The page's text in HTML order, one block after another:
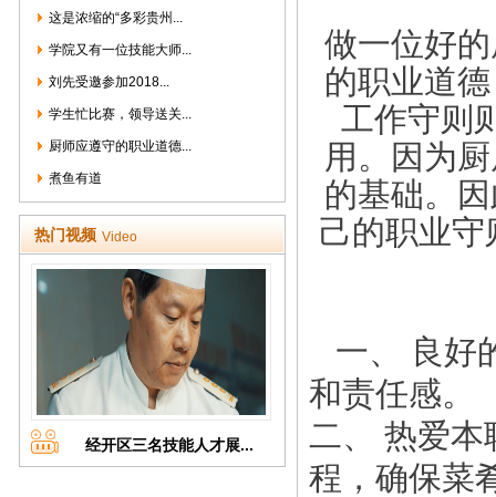
这是浓缩的“多彩贵州...
学院又有一位技能大师...
刘先受邀参加2018...
学生忙比赛，领导送关...
厨师应遵守的职业道德...
煮鱼有道
热门视频 Video
经开区三名技能人才展...
做一位好
的职业道
工作守则
用。因为
的基础。
己的职业守
一、 良好
和责任感。
二、 热爱本
程，确保菜